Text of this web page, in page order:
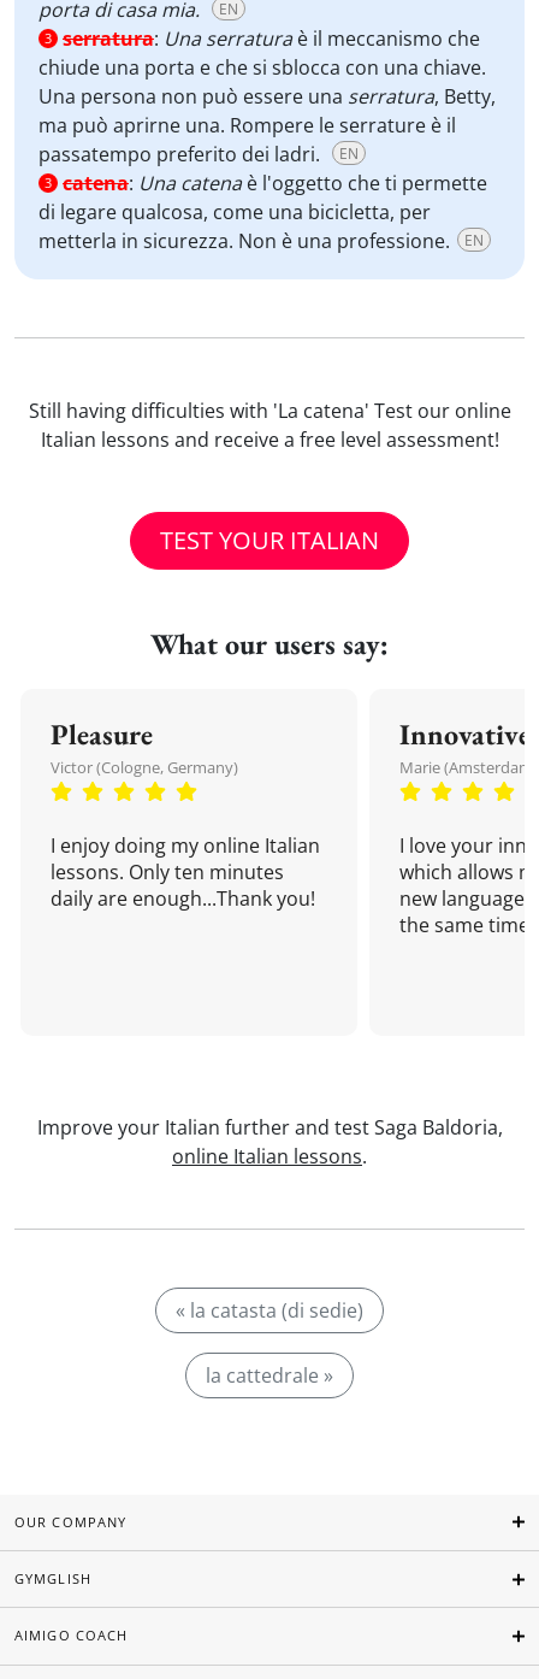
porta di casa mia.
EN
3 serratura: Una serraturaè il meccanismo che
chiude una porta e che si sblocca con una chiave.
Una persona non può essere una serratura, Betty,
ma può aprirne una. Rompere le serrature è il
passatempo preferito dei ladri.
EN
3 catena: Una catenaè l'oggetto che ti permette
di legare qualcosa, come una bicicletta, per
metterla in sicurezza. Non è una professione.
EN
Still having difficulties with 'La catena' Test our online
Italian lessons and receive a free level assessment!
TEST YOUR ITALIAN
What our users say:
Pleasure
Victor (Cologne, Germany)
I enjoy doing my online Italian
lessons. Only ten minutes
daily are enough...Thank you!
Innovative
Marie
I love your
which allows
new language
the same time!
Improve your Italian further and test Saga Baldoria,
online Italian lessons.
« la catasta (di sedie)
la cattedrale »
OUR COMPANY
GYMGLISH
AIMIGO COACH